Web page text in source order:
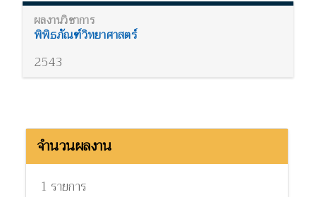
พิพิธภัณฑ์วิทยาศาสตร์
2543
จำนวนผลงาน
1 รายการ